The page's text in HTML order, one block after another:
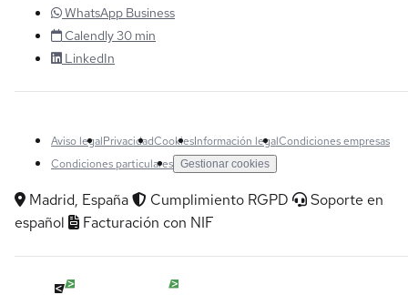
WhatsApp Business
Calendly 30 min
LinkedIn
Aviso legalPrivacidadCookiesInformación legalCondiciones empresas
Condiciones particulares Gestionar cookies
Madrid, España Cumplimiento RGPD
Soporte en
español
Facturación con NIF